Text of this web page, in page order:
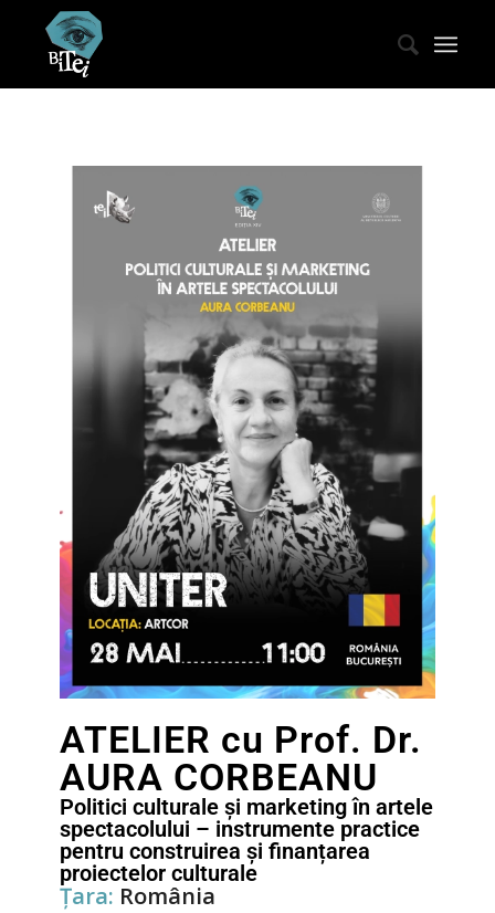
ATELIER cu Prof. Dr.
AURA CORBEANU
Politici culturale și marketing în artele
spectacolului – instrumente practice
pentru construirea și finanțarea
proiectelor culturale
Țara: România